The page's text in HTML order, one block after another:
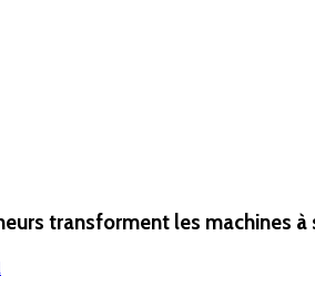
transforment les machines à